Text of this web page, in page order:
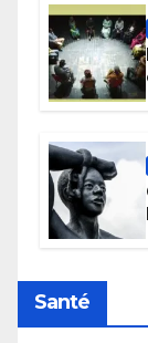
Santé